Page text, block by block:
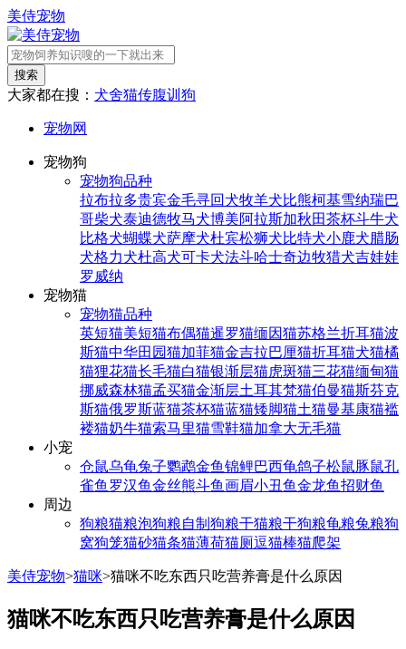
美侍宠物
搜索
大家都在搜： 犬舍猫传腹训狗
宠物网
宠物狗
宠物狗品种
拉布拉多贵宾金毛寻回犬牧羊犬比熊柯基雪纳瑞巴
哥柴犬泰迪德牧马犬博美阿拉斯加秋田茶杯斗牛犬
比格犬蝴蝶犬萨摩犬杜宾松狮犬比特犬小鹿犬腊肠
犬格力犬杜高犬可卡犬法斗哈士奇边牧猎犬吉娃娃
罗威纳
宠物猫
宠物猫品种
英短猫美短猫布偶猫暹罗猫缅因猫苏格兰折耳猫波
斯猫中华田园猫加菲猫金吉拉巴厘猫折耳猫犬猫橘
猫狸花猫长毛猫白猫银渐层猫虎斑猫三花猫缅甸猫
挪威森林猫孟买猫金渐层土耳其梵猫伯曼猫斯芬克
斯猫俄罗斯蓝猫茶杯猫蓝猫矮脚猫土猫曼基康猫褴
褛猫奶牛猫索马里猫雪鞋猫加拿大无毛猫
小宠
仓鼠乌龟兔子鹦鹉金鱼锦鲤巴西龟鸽子松鼠豚鼠孔
雀鱼 罗汉鱼金丝熊斗鱼画眉小丑鱼金龙鱼招财鱼
周边
狗粮猫粮泡狗粮自制狗粮干猫粮干狗粮龟粮兔粮狗
窝狗笼猫砂猫条猫薄荷猫厕逗猫棒猫爬架
美侍宠物>猫咪>猫咪不吃东西只吃营养膏是什么原因
猫咪不吃东西只吃营养膏是什么原因